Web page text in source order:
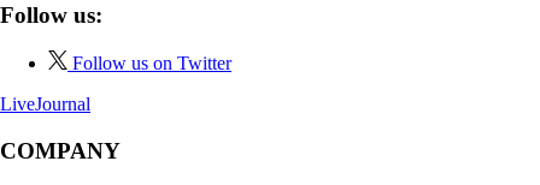
Follow us:
Follow us on Twitter
LiveJournal
COMPANY